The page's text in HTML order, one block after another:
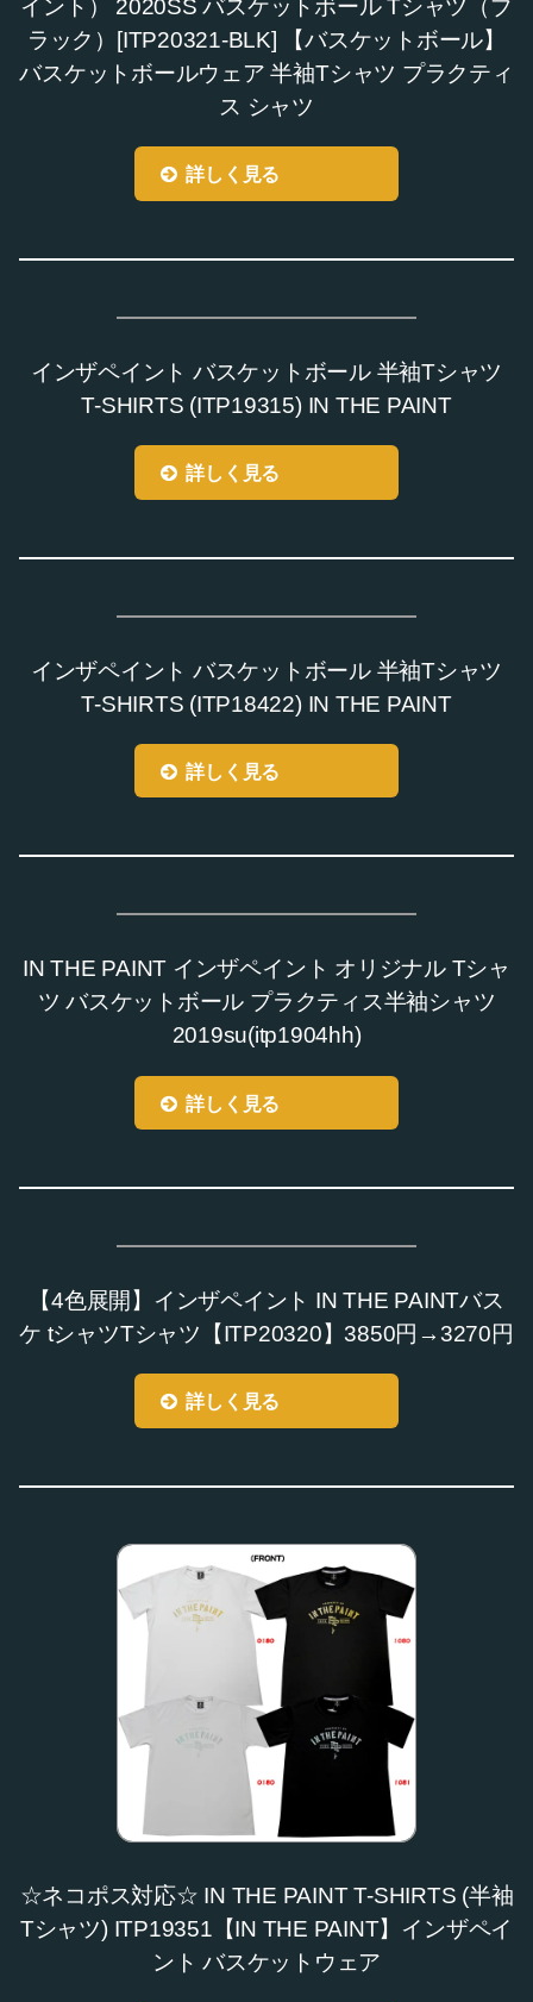
イント） 2020SS バスケットボール Tシャツ（ブ
ラック）[ITP20321-BLK] 【バスケットボール】
バスケットボールウェア 半袖Tシャツ プラクティ
ス シャツ
詳しく見る
インザペイント バスケットボール 半袖Tシャツ
T-SHIRTS (ITP19315) IN THE PAINT
詳しく見る
インザペイント バスケットボール 半袖Tシャツ
T-SHIRTS (ITP18422) IN THE PAINT
詳しく見る
IN THE PAINT インザペイント オリジナル Tシャ
ツ バスケットボール プラクティス半袖シャツ
2019su(itp1904hh)
詳しく見る
【4色展開】インザペイント IN THE PAINTバス
ケ tシャツTシャツ【ITP20320】3850円→3270円
詳しく見る
☆ネコポス対応☆ IN THE PAINT T-SHIRTS (半袖
Tシャツ) ITP19351【IN THE PAINT】インザペイ
ント バスケットウェア